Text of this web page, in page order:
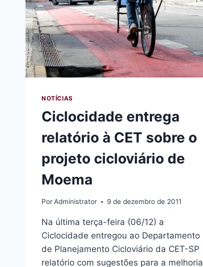
NOTÍCIAS
Ciclocidade entrega
relatório à CET sobre o
projeto cicloviário de
Moema
PorAdministrator 9 de dezembro de 2011
Na última terça-feira (06/12) a
Ciclocidade entregou ao Departamento
de Planejamento Cicloviário da CET-SP
relatório com sugestões para a melhoria